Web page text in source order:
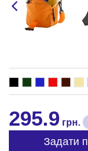
295.9 грн.
Задати